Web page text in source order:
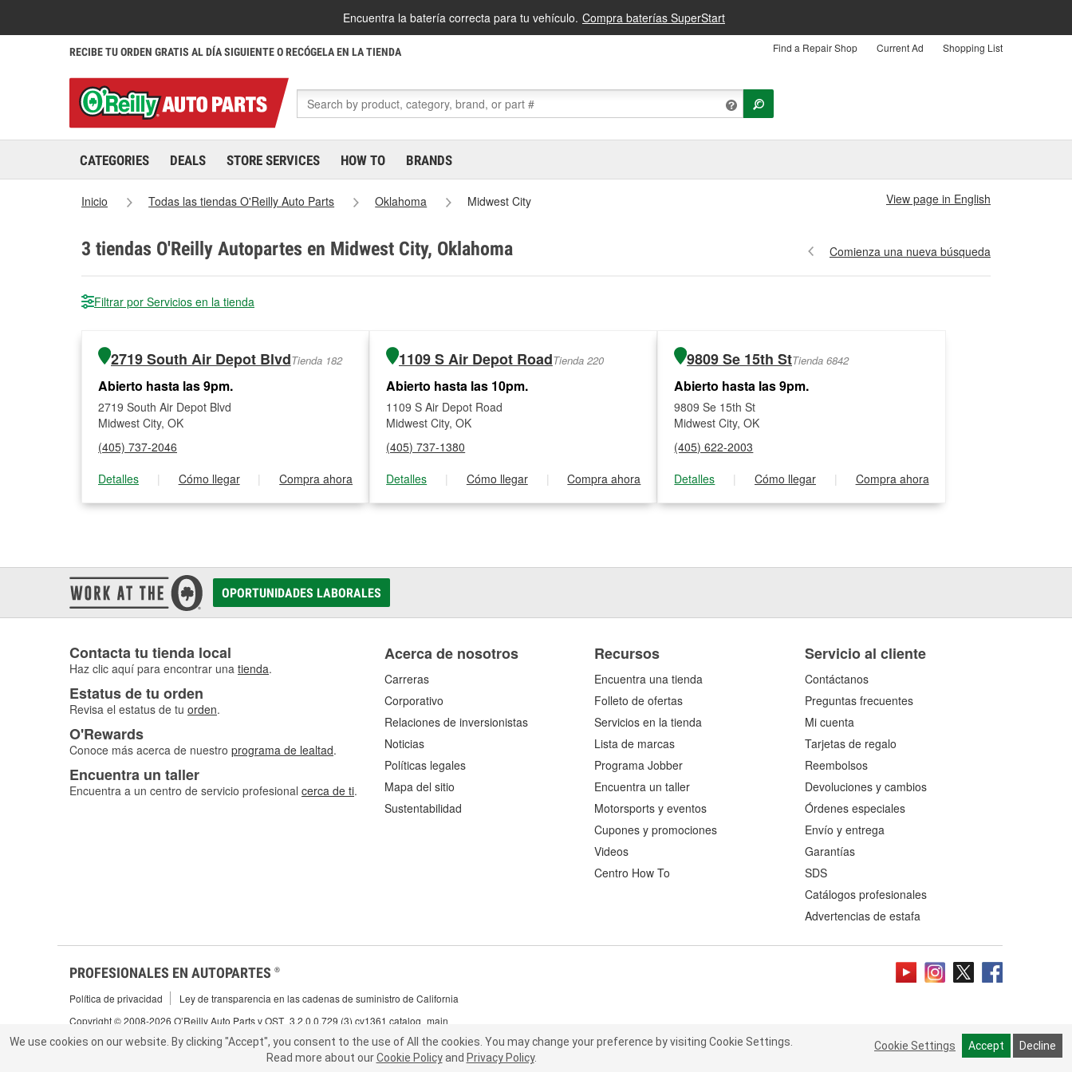
Encuentra la batería correcta para tu vehículo. Compra baterías SuperStart
RECIBE TU ORDEN GRATIS AL DÍA SIGUIENTE O RECÓGELA EN LA TIENDA Find a Repair Shop Current Ad Shopping List
CATEGORIES DEALS STORE SERVICES HOW TO BRANDS
Inicio Todas las tiendas O'Reilly Auto Parts Oklahoma Midwest City View page in English
3 tiendas O'Reilly Autopartes en Midwest City, Oklahoma Comienza una nueva búsqueda
Filtrar por Servicios en la tienda
2719 South Air Depot BlvdTienda 182
Abierto hasta las 9pm.
2719 South Air Depot Blvd
Midwest City, OK
(405) 737-2046
Detalles
| Cómo llegar | Compra ahora
1109 S Air Depot RoadTienda 220
Abierto hasta las 10pm.
1109 S Air Depot Road
Midwest City, OK
(405) 737-1380
Detalles
| Cómo llegar | Compra ahora
9809 Se 15th StTienda 6842
Abierto hasta las 9pm.
9809 Se 15th St
Midwest City, OK
(405) 622-2003
Detalles
| Cómo llegar | Compra ahora
We use cookies on our website. By clicking "Accept", you consent to the use of All the cookies.You may change your preference by visiting Cookie Settings.
about ourCookie PolicyandPrivacy Policy
Cookie Settings Accept Decline
OPORTUNIDADES LABORALES
Contacta tu tienda local
Haz clic aquí para encontrar una tienda.
Estatus de tu orden
Revisa el estatus de tu orden.
O'Rewards
Conoce más acerca de nuestro programa de lealtad.
Encuentra un taller
Encuentra a un centro de servicio profesional cerca de ti.
Acerca de nosotros
Carreras
Corporativo
Relaciones de inversionistas
Noticias
Políticas legales
Mapa del sitio
Sustentabilidad
Recursos
Encuentra una tienda
Folleto de ofertas
Servicios en la tienda
Lista de marcas
Programa Jobber
Encuentra un taller
Motorsports y eventos
Cupones y promociones
Videos
Centro How To
Servicio al cliente
Contáctanos
Preguntas frecuentes
Mi cuenta
Tarjetas de regalo
Reembolsos
Devoluciones y cambios
Órdenes especiales
Envío y entrega
Garantías
SDS
Catálogos profesionales
Advertencias de estafa
PROFESIONALES EN AUTOPARTES ®
Política de privacidad
Ley de transparencia en las cadenas de suministro de California
Copyright © 2008-2026 O’Reilly Auto Parts v OST_3.2.0.0.729 (3) cv1361 catalog_main
We use cookies on our website. By clicking "Accept", you consent to the use of All the cookies. You may change your preference by visiting Cookie Settings.
Read more about our Cookie Policy and Privacy Policy.
Cookie Settings Accept Decline